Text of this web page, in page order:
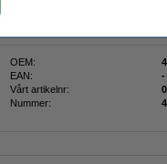
OEM:
EAN:
-
Vårt artikelnr:
Nummer: